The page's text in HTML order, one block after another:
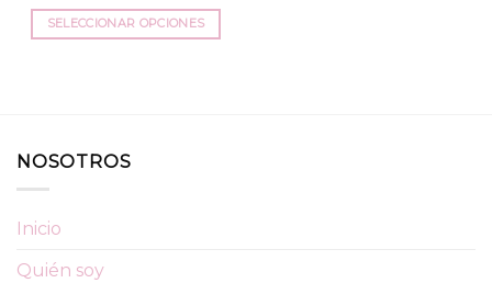
SELECCIONAR OPCIONES
Las
NOSOTROS
Inicio
Quién soy